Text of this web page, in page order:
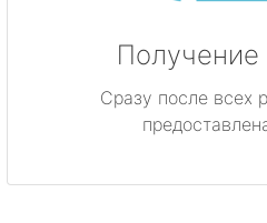
Получение
Сразу после всех